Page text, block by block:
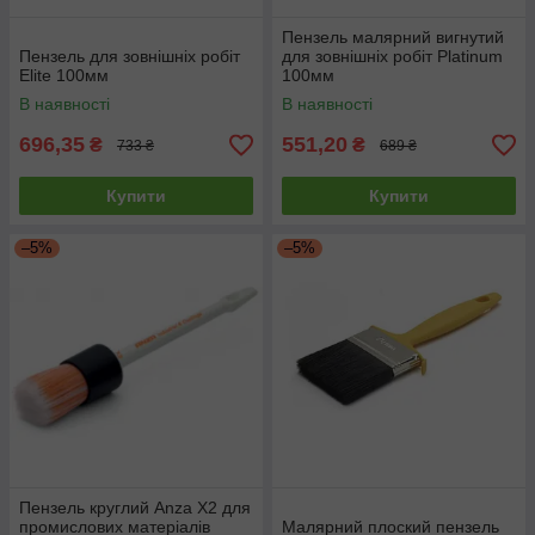
Пензель для зовнішніх робіт
Elite 100мм
В наявності
696,35 ₴ 733 ₴
Купити
Пензель малярний вигнутий
для зовнішніх робіт Platinum
100мм
В наявності
551,20 ₴ 689 ₴
Купити
–5%
Пензель круглий Anza X2 для
промислових матеріалів
–5%
Малярний плоский пензель